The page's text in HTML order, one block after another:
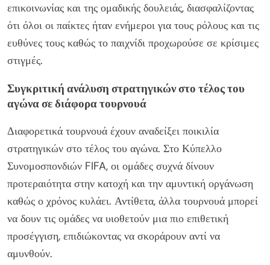
επικοινωνίας και της ομαδικής δουλειάς, διασφαλίζοντας
ότι όλοι οι παίκτες ήταν ενήμεροι για τους ρόλους και τις
ευθύνες τους καθώς το παιχνίδι προχωρούσε σε κρίσιμες
στιγμές.
Συγκριτική ανάλυση στρατηγικών στο τέλος του
αγώνα σε διάφορα τουρνουά
Διαφορετικά τουρνουά έχουν αναδείξει ποικιλία
στρατηγικών στο τέλος του αγώνα. Στο Κύπελλο
Συνομοσπονδιών FIFA, οι ομάδες συχνά δίνουν
προτεραιότητα στην κατοχή και την αμυντική οργάνωση
καθώς ο χρόνος κυλάει. Αντίθετα, άλλα τουρνουά μπορεί
να δουν τις ομάδες να υιοθετούν μια πιο επιθετική
προσέγγιση, επιδιώκοντας να σκοράρουν αντί να
αμυνθούν.